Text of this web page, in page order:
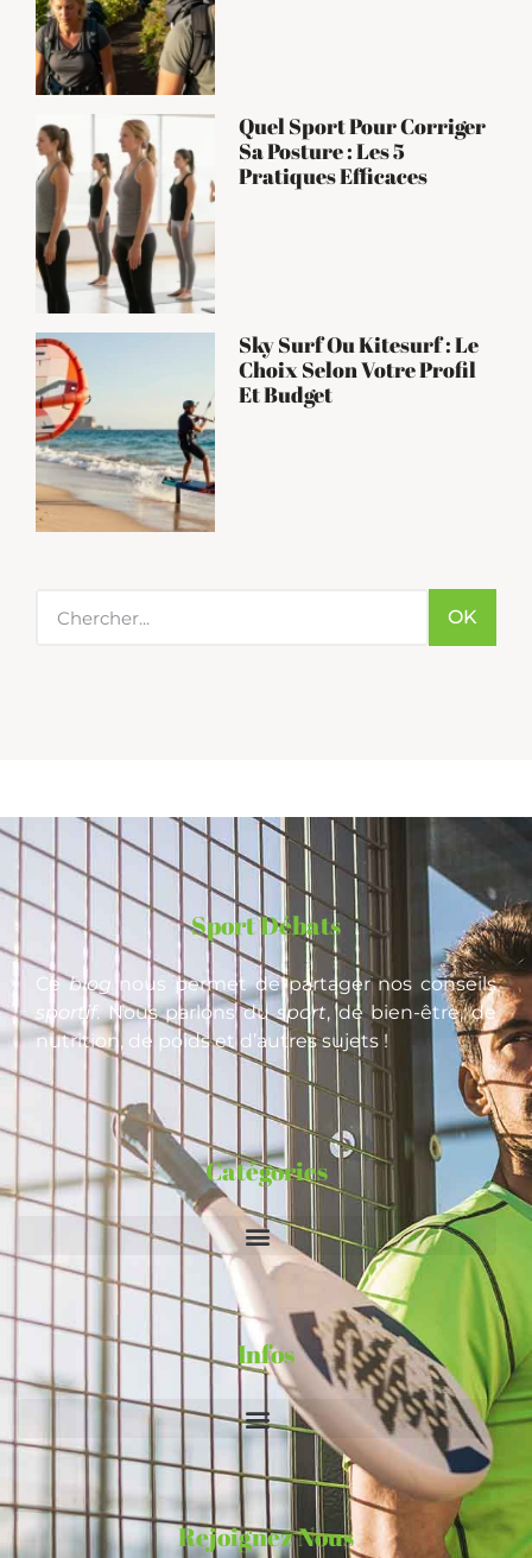
Quel Sport Pour Corriger
Sa Posture : Les 5
Pratiques Efficaces
Sky Surf Ou Kitesurf : Le
Choix Selon Votre Profil
Et Budget
OK
Sport Débats
Ceblog nous permet de partager nos conseils
sportif. Nous parlons dusport, de bien-être, de
nutrition, de poids et d’autres sujets !
Catégories
Infos
Rejoignez Nous